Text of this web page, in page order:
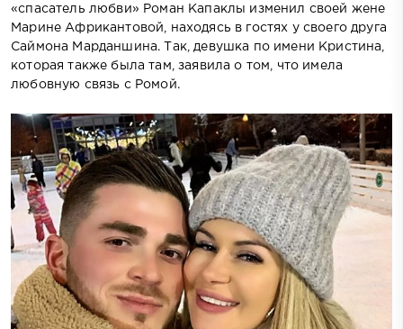
«спасатель любви» Роман Капаклы изменил своей жене
Марине Африкантовой, находясь в гостях у своего друга
Саймона Марданшина. Так, девушка по имени Кристина,
которая также была там, заявила о том, что имела
любовную связь с Ромой.